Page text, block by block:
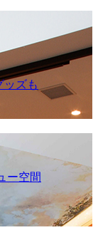
ッズも
ー空間